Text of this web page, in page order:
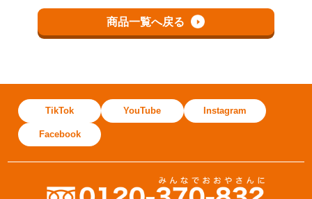
商品一覧へ戻る
TikTok YouTube Instagram
Facebook